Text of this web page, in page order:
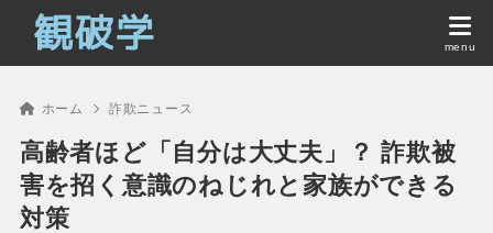
ホーム 詐欺ニュース
高齢者ほど「自分は大丈夫」？ 詐欺被
害を招く意識のねじれと家族ができる
対策